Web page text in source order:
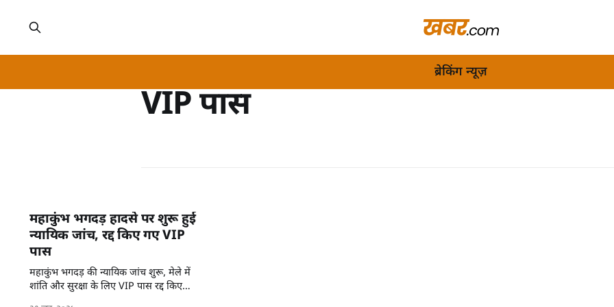
ब्रेकिंग न्यूज़
VIP पास
महाकुंभ भगदड़ हादसे पर शुरू हुई
न्यायिक जांच, रद्द किए गए VIP
पास
महाकुंभ भगदड़ की न्यायिक जांच शुरू, मेले में
शांति और सुरक्षा के लिए VIP पास रद्द किए